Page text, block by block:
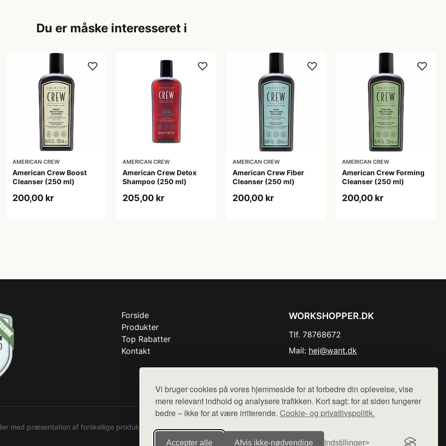
Vi bruger cookies på vores hjemmeside for at forbedre din oplevelse, vise
mere relevant indhold og analysere trafikken. Kort sagt: for at siden fungerer
bedre – ikke for at være irriterende. Cookie- og privatlivspolitik.
Accepter alle Afvis ikke‑nødvendige Indstillinger
Du er måske interesseret i
AMERICAN CREW
American Crew Boost
Cleanser (250 ml)
200,00 kr
AMERICAN CREW
American Crew Detox
Shampoo (250 ml)
205,00 kr
AMERICAN CREW
American Crew Fiber
Cleanser (250 ml)
200,00 kr
AMERICAN CREW
American Crew Forming
Cleanser (250 ml)
200,00 kr
Forside
Produkter
Top Rabatter
Kontakt
WORKSHOPPER.DK
Tlf. 78768672
Mail: hej@want.dk
med præsentation af forskellige produkter fra diverse webshops. Der sælges ikke varer fra denne side - vi henviser til de shops,